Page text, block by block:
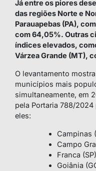
Já entre os piores
das regiões Norte e
Parauapebas (PA),
com 64,05%. Outras
índices elevados,
Várzea Grande (MT),
O levantamento
municípios mais
simultaneamente, em
pela Portaria 788/2024
eles:
Campinas
Campo
Franca (SP)
Goiânia